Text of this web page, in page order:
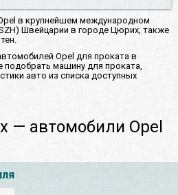
в крупнейшем международном
Швейцарии в городе Цюрих, также
Opel для проката в
машину для проката,
авто из списка доступных
— автомобили Opel